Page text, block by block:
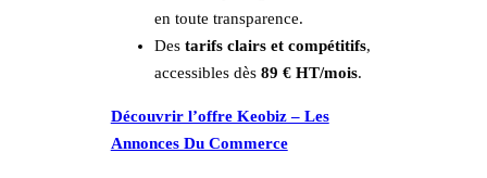
en toute transparence.
Des tarifs clairs et compétitifs,
accessibles dès 89 € HT/mois.
Découvrir l’offre Keobiz – Les
Annonces Du Commerce